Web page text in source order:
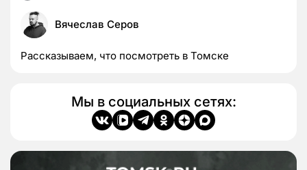
Вячеслав Серов
Рассказываем, что посмотреть в Томске
Мы в социальных сетях: